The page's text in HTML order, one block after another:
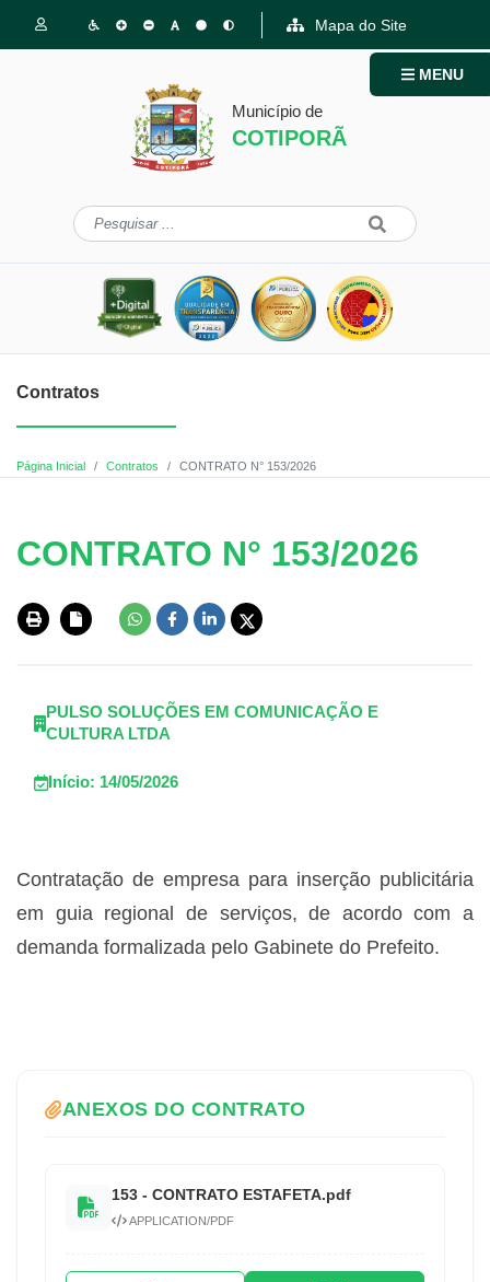
Mapa do Site
Município de
COTIPORÃ
MENU
Contratos
Página Inicial Contratos CONTRATO N° 153/2026
CONTRATO N° 153/2026
PULSO SOLUÇÕES EM COMUNICAÇÃO E
CULTURA LTDA
Início: 14/05/2026
Contratação de empresa para inserção publicitária
em guia regional de serviços, de acordo com a
demanda formalizada pelo Gabinete do Prefeito.
ANEXOS DO CONTRATO
153 - CONTRATO ESTAFETA.pdf
APPLICATION/PDF